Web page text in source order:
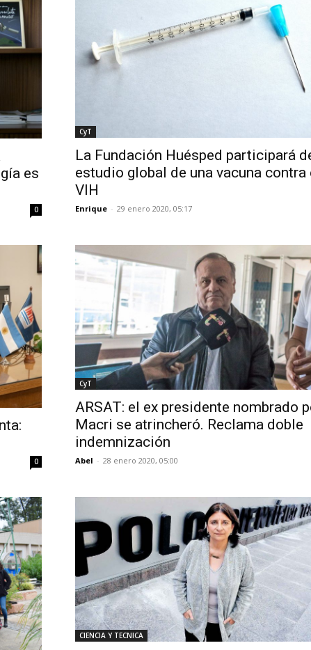
es
0
CyT
La Fundación Huésped participará
estudio global de una vacuna contra
VIH
Enrique - 29 enero 2020, 05:17
0
CyT
ARSAT: el ex presidente nombrado
Macri se atrincheró. Reclama doble
indemnización
Abel - 28 enero 2020, 05:00
CIENCIA Y TECNICA